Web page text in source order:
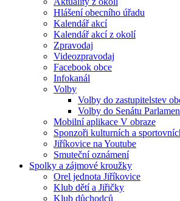
Hlášení obecního úřadu
Kalendář akcí
Kalendář akcí z okolí
Zpravodaj
Videozpravodaj
Facebook obce
Infokanál
Volby
Volby do zastupitelstev
Volby do Senátu
Mobilní aplikace V obraze
Sponzoři kulturních a
Jiříkovice na Youtube
Smuteční oznámení
Spolky a zájmové kroužky
Orel jednota Jiříkovice
Klub dětí a Jiřičky
Klub důchodců